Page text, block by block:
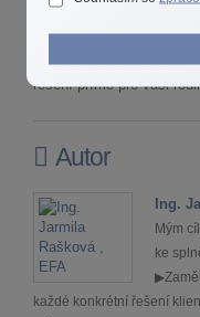
potenciálem chránit
pochybnosti, zda je ta
mě obrátit
řešení přímo pro vaši
Autor
Ing.
Mým
ke
každé konkrétní řešení